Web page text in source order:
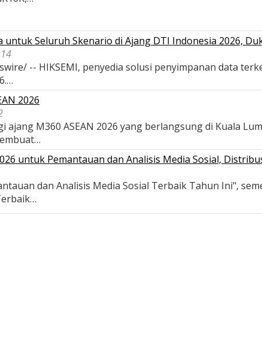
untuk Seluruh Skenario di Ajang DTI Indonesia 2026,
-- HIKSEMI, penyedia solusi penyimpanan data
2026
M360 ASEAN 2026 yang berlangsung di Kuala
untuk Pemantauan dan Analisis Media Sosial,
dan Analisis Media Sosial Terbaik Tahun Ini",